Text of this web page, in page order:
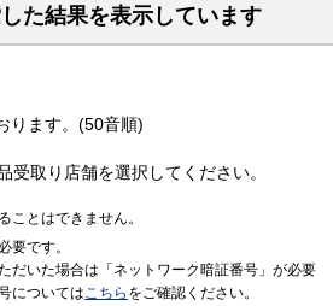
た結果を表示しています
ります。(50音順)
受取り店舗を選択してください。
ことはできません。
要です。
だいた場合は「ネットワーク暗証番号」が必要
についてはこちら をご確認ください。